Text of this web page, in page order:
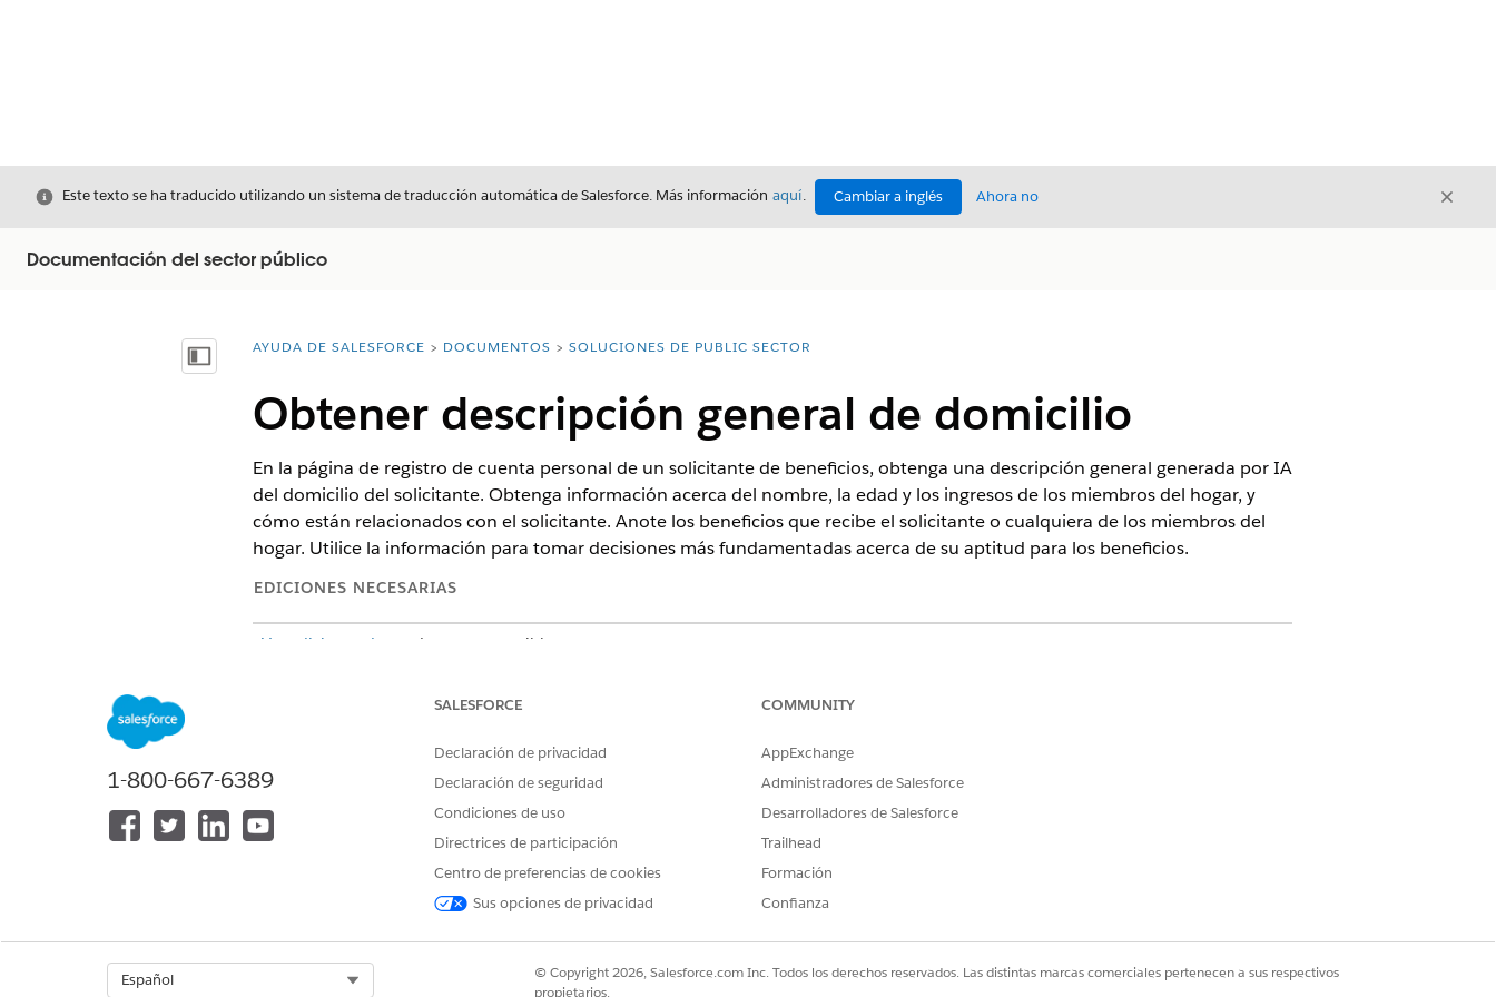
Cerrar
Este texto se ha traducido utilizando un sistema de traducción automática de Salesforce. Más información aquí. Cambiar a inglés Ahora no Cerrar
Documentación del sector público
Mostrar índice de materias
Usted está aquí:
AYUDA DE SALESFORCE DOCUMENTOS SOLUCIONES DE PUBLIC SECTOR
Obtener descripción general de domicilio
En la página de registro de cuenta personal de un solicitante de beneficios, obtenga una descripción general generada por IA
del domicilio del solicitante. Obtenga información acerca del nombre, la edad y los ingresos de los miembros del hogar, y
cómo están relacionados con el solicitante. Anote los beneficios que recibe el solicitante o cualquiera de los miembros del
hogar. Utilice la información para tomar decisiones más fundamentadas acerca de su aptitud para los beneficios.
EDICIONES NECESARIAS
Ver ediciones de productos compatibles.
PERMISOS DE USUARIO NECESARIOS
beneficios
Conjunto de permisos Acceso al sector público
Y
Desde el Iniciador de aplicación, busque y seleccione Sectorpúblico: Gestión de beneficios .
1-800-667-6389
SALESFORCE
Declaración de privacidad
Declaración de seguridad
Condiciones de uso
Directrices de participación
Centro de preferencias de cookies
Sus opciones de privacidad
COMMUNITY
AppExchange
Administradores de Salesforce
Desarrolladores de Salesforce
Trailhead
Formación
Confianza
Español
© Copyright 2026, Salesforce.com Inc. Todos los derechos reservados. Las distintas marcas comerciales pertenecen a sus respectivos
propietarios.